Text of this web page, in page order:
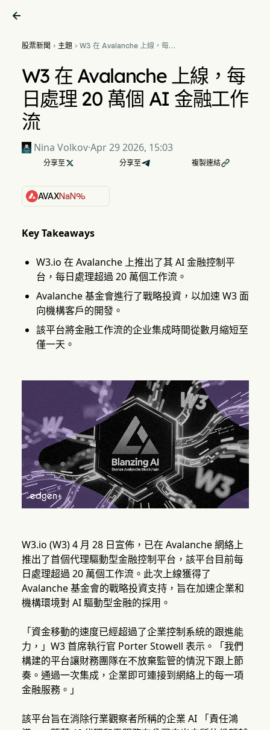

股票新聞  主題 W3 在 Avalanche 上線，每日
W3 在 Avalanche 上線，每
日處理 20 萬個 AI 金融工作
流
Nina Volkov·Apr 29 2026, 15:03
分享至  分享至 複製連結
AVAXNaN%
Key Takeaways
W3.io 在 Avalanche 上推出了其 AI 金融控制平
台，每日處理超過 20 萬個工作流。
Avalanche 基金會進行了戰略投資，以加速 W3 面
向機構客戶的開發。
該平台將金融工作流的企业集成時間從數月縮短至
僅一天。
W3.io (W3) 4 月 28 日宣佈，已在 Avalanche 網絡上
推出了首個代理驅動型金融控制平台，該平台目前每
日處理超過 20 萬個工作流。此次上線獲得了
Avalanche 基金會的戰略投資支持，旨在加速企業和
機構環境對 AI 驅動型金融的採用。
「資金移動的速度已經超過了企業控制系統的跟進能
力，」W3 首席執行官 Porter Stowell 表示。「我們
構建的平台讓財務團隊在不放棄監管的情況下跟上節
奏。通過一次集成，企業即可連接到網絡上的每一項
金融服務。」
該平台旨在消除行業觀察者所稱的企業 AI 「責任鴻